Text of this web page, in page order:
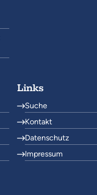
Links
Suche
Kontakt
Datenschutz
Impressum